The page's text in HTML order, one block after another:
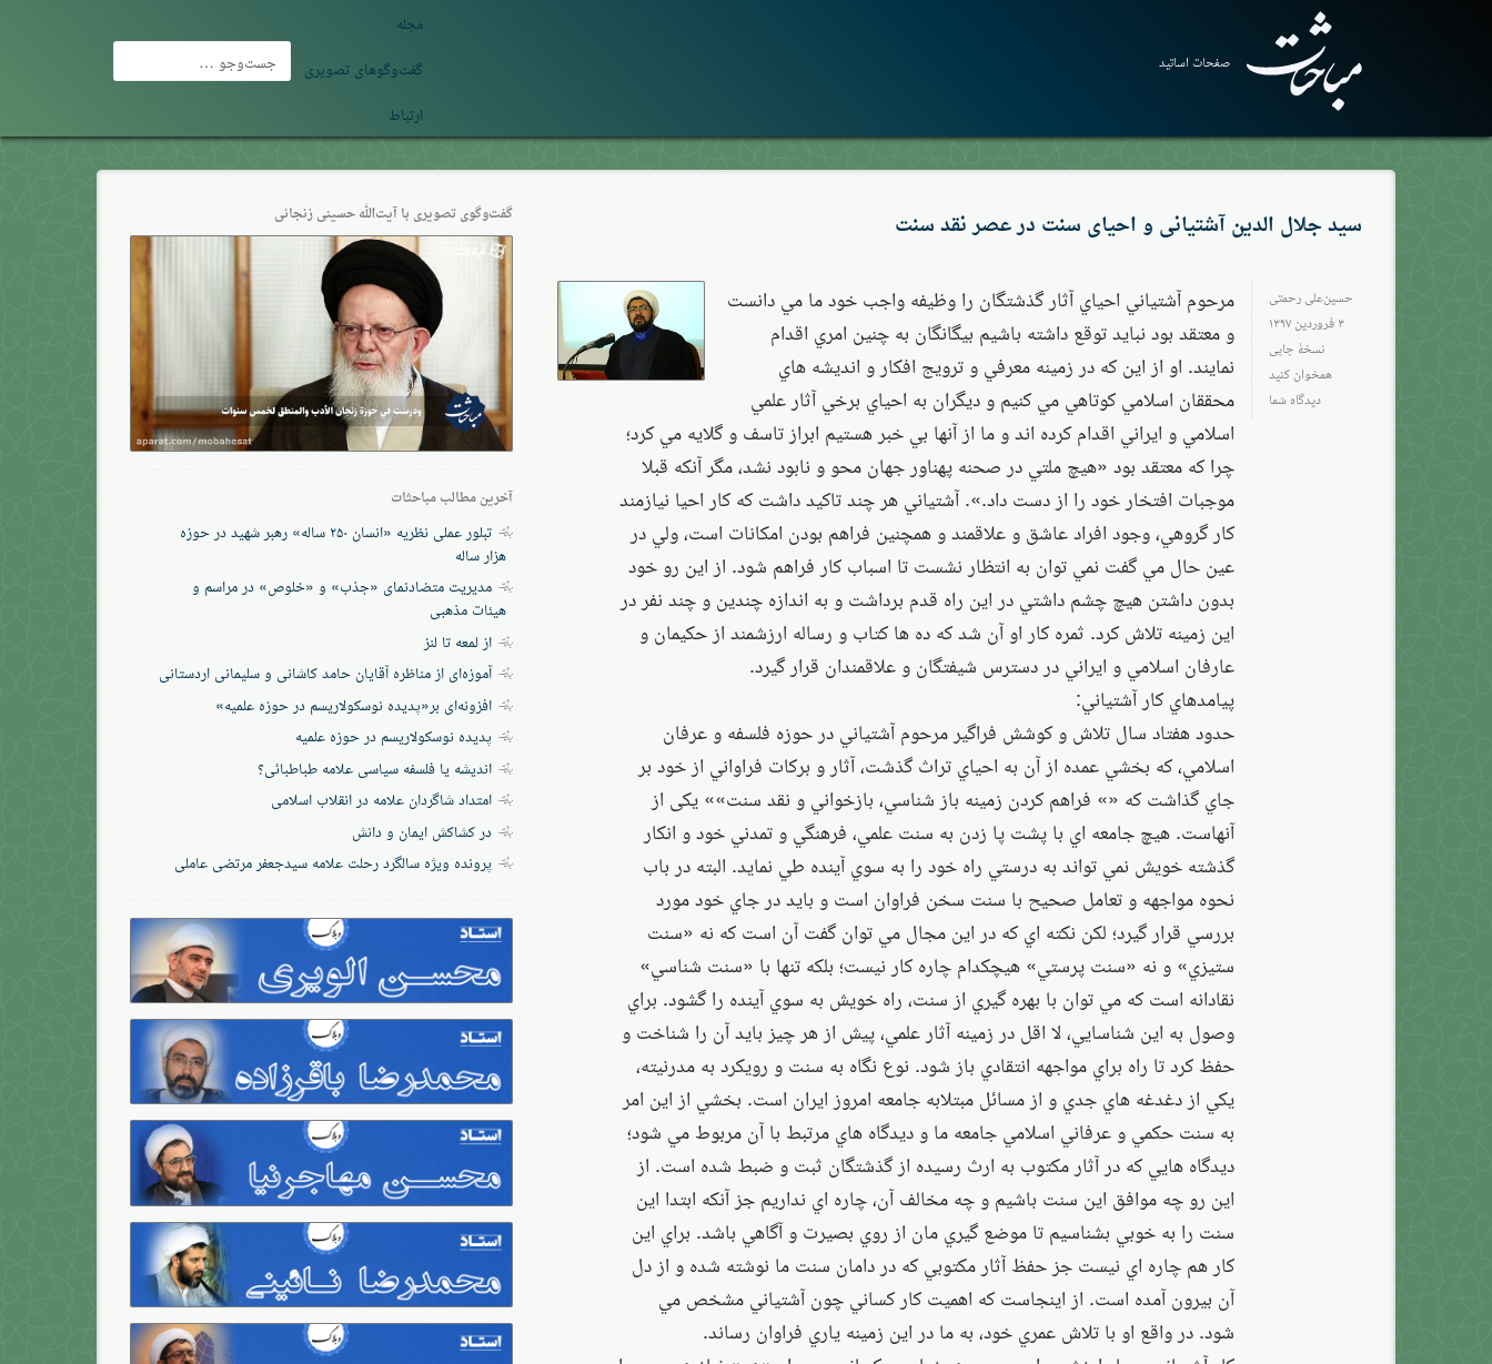
صفحات اساتید
برای:
مجله
گفت‌وگوهای تصویری
ارتباط
سید جلال الدین آشتیانی و احیای سنت در عصر نقد سنت
حسین‌علی رحمتی
۳ فروردین ۱۳۹۷
نسخهٔ چاپی
همخوان کنید
دیدگاه شما
مرحوم آشتياني احياي آثار گذشتگان را وظيفه واجب خود ما مي دانست
و معتقد بود نبايد توقع داشته باشيم بيگانگان به چنين امري اقدام
نمايند. او از اين كه در زمينه معرفي و ترويج افكار و انديشه هاي
محققان اسلامي كوتاهي مي كنيم و ديگران به احياي برخي آثار علمي
اسلامي و ايراني اقدام كرده اند و ما از آنها بي خبر هستيم ابراز تاسف و گلايه مي كرد؛
چرا كه معتقد بود «هيچ ملتي در صحنه پهناور جهان محو و نابود نشد، مگر آنكه قبلا
موجبات افتخار خود را از دست داد.». آشتياني هر چند تاكيد داشت كه كار احيا نيازمند
كار گروهي، وجود افراد عاشق و علاقمند و همچنين فراهم بودن امكانات است، ولي در
عين حال مي گفت نمي توان به انتظار نشست تا اسباب كار فراهم شود. از اين رو خود
بدون داشتن هيچ چشم داشتي در اين راه قدم برداشت و به اندازه چندين و چند نفر در
اين زمينه تلاش كرد. ثمره كار او آن شد كه ده ها كتاب و رساله ارزشمند از حكيمان و
عارفان اسلامي و ايراني در دسترس شيفتگان و علاقمندان قرار گيرد.
پيامدهاي كار آشتياني:
حدود هفتاد سال تلاش و كوشش فراگير مرحوم آشتياني در حوزه فلسفه و عرفان
اسلامي، كه بخشي عمده از آن به احياي تراث گذشت، آثار و بركات فراواني از خود بر
جاي گذاشت كه «» فراهم كردن زمينه باز شناسي، بازخواني و نقد سنت»» یکی از
آنهاست. هيچ جامعه اي با پشت پا زدن به سنت علمي، فرهنگي و تمدني خود و انكار
گذشته خويش نمي تواند به درستي راه خود را به سوي آينده طي نمايد. البته در باب
نحوه مواجهه و تعامل صحيح با سنت سخن فراوان است و بايد در جاي خود مورد
بررسي قرار گيرد؛ لكن نكته اي كه در اين مجال مي توان گفت آن است كه نه «سنت
ستيزي» و نه «سنت پرستي» هيچكدام چاره كار نيست؛ بلكه تنها با «سنت شناسي»
نقادانه است كه مي توان با بهره گيري از سنت، راه خويش به سوي آينده را گشود. براي
وصول به اين شناسايي، لا اقل در زمينه آثار علمي، پيش از هر چيز بايد آن را شناخت و
حفظ كرد تا راه براي مواجهه انتقادي باز شود. نوع نگاه به سنت و رويكرد به مدرنيته،
يكي از دغدغه هاي جدي و از مسائل مبتلابه جامعه امروز ايران است. بخشي از اين امر
به سنت حكمي و عرفاني اسلامي جامعه ما و ديدگاه هاي مرتبط با آن مربوط مي شود؛
ديدگاه هايي كه در آثار مكتوب به ارث رسيده از گذشتگان ثبت و ضبط شده است. از
اين رو چه موافق اين سنت باشيم و چه مخالف آن، چاره اي نداريم جز آنكه ابتدا اين
سنت را به خوبي بشناسيم تا موضع گيري مان از روي بصيرت و آگاهي باشد. براي اين
كار هم چاره اي نيست جز حفظ آثار مكتوبي كه در دامان سنت ما نوشته شده و از دل
آن بيرون آمده است. از اينجاست كه اهميت كار كساني چون آشتياني مشخص مي
شود. در واقع او با تلاش عمري خود، به ما در اين زمينه ياري فراوان رساند.
گفت‌وگو‌ی تصویری با آیت‌الله حسینی زنجانی
آخرین مطالب مباحثات
تبلور عملی نظریه «انسان ۲۵۰ ساله» رهبر شهید در حوزه
هزار ساله
مدیریت متضادنمای «جذب» و «خلوص» در مراسم و
هیئات مذهبی
از لمعه تا لنز
آموزه‌ای از مناظره آقایان حامد کاشانی و سلیمانی اردستانی
افزونه‌ای بر«پدیده نوسکولاریسم در حوزه‌ علمیه»
پدیده نوسکولاریسم در حوزه علمیه
اندیشه یا فلسفه سیاسی علامه طباطبائی؟
امتداد شاگردان علامه در انقلاب اسلامی
در کشاکش ایمان و دانش
پرونده‌ ویژه سالگرد رحلت علامه سیدجعفر مرتضی عاملی